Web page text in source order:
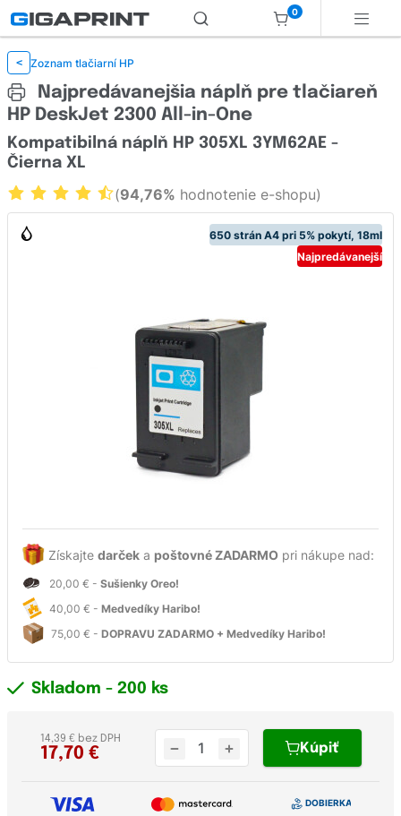
0
< Zoznam tlačiarní HP
Najpredávanejšia náplň pre tlačiareň
HP DeskJet 2300 All-in-One
650 strán A4 pri 5% pokytí, 18ml
Najpredávanejší
Získajte darček a poštovné ZADARMO pri nákupe nad:
20,00 € - Sušienky Oreo!
40,00 € - Medvedíky Haribo!
75,00 € - DOPRAVU ZADARMO + Medvedíky Haribo!
Kompatibilná náplň HP 305XL 3YM62AE -
Čierna XL
(94,76% hodnotenie e-shopu)
Skladom - 200 ks
17,70 €
14,39 € bez DPH
Kúpiť